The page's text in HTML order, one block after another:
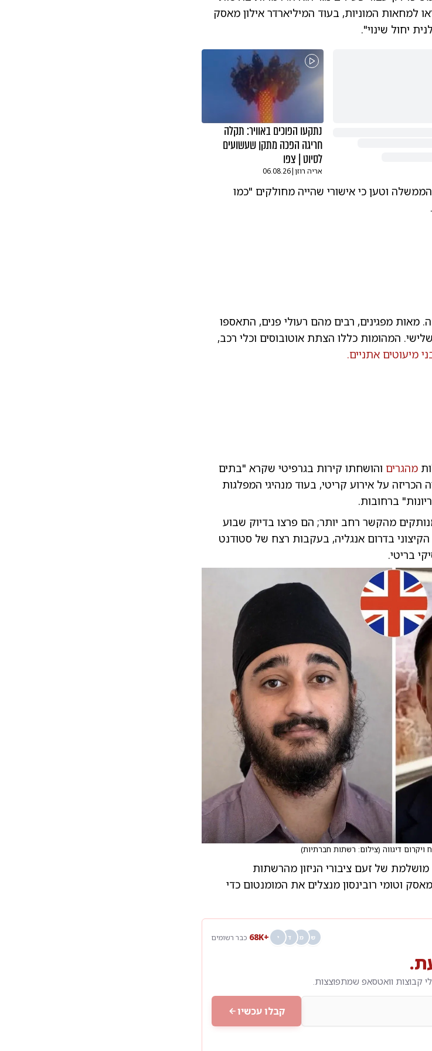
למחאות המוניות, בעוד המיליארדר אילון מאסק
יחול שינוי".
נתקעו הפוכים באוויר: תקלה
חריגה הפכה מתקן שעשועים
לסיוט | צפו
אריה רוזן|
06.08.26
וטען כי אישורי שהייה מחולקים "כמו
מפגינים תרים אחרי מהגרים בבלפסטמאות מפגינים, רבים מהם רעולי פנים, התאספו
המהומות כללו הצתת אוטובוסים וכלי רכב,
מיעוטים אתניים.
מפגינים מציתים אוטובוס בבלפסט מהגרים והושחתו קירות בגרפיטי שקרא "בתים
על אירוע קריטי, בעוד מנהיגי המפלגות
ברחובות.
מהקשר רחב יותר; הם פרצו בדיוק שבוע
בדרום אנגליה, בעקבות רצח של סטודנט
בריטי.
ויקרום דיגווה (צילום: רשתות חברתיות)
של זעם ציבורי הניזון מהרשתות
וטומי רובינסון מנצלים את המומנטום כדי
ש מ ד י +68K כבר רשומים
קבוצות וואטסאפ שמתפוצצות.
קבלו עכשיו